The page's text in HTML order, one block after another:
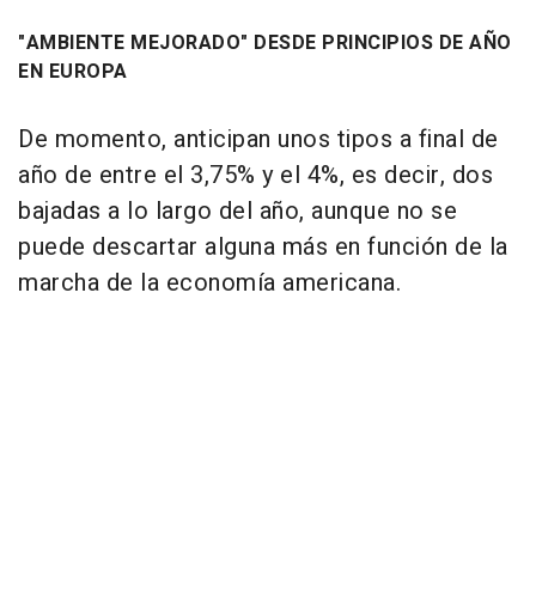
"AMBIENTE MEJORADO" DESDE PRINCIPIOS DE AÑO
EN EUROPA
De momento, anticipan unos tipos a final de
año de entre el 3,75% y el 4%, es decir, dos
bajadas a lo largo del año, aunque no se
puede descartar alguna más en función de la
marcha de la economía americana.